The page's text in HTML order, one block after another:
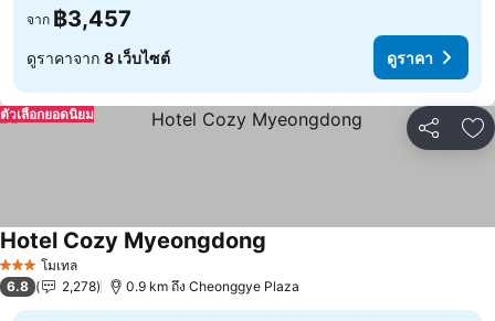
จาก ฿3,457
ดูราคาจาก 8 เว็บไซต์ ดูราคา
แชร์ เ
ตัวเลือกยอดนิยม
3 ดาว โมเทล
Hotel Cozy Myeongdong
6.8 2,278 0.9 km ถึง Cheonggye Plaza